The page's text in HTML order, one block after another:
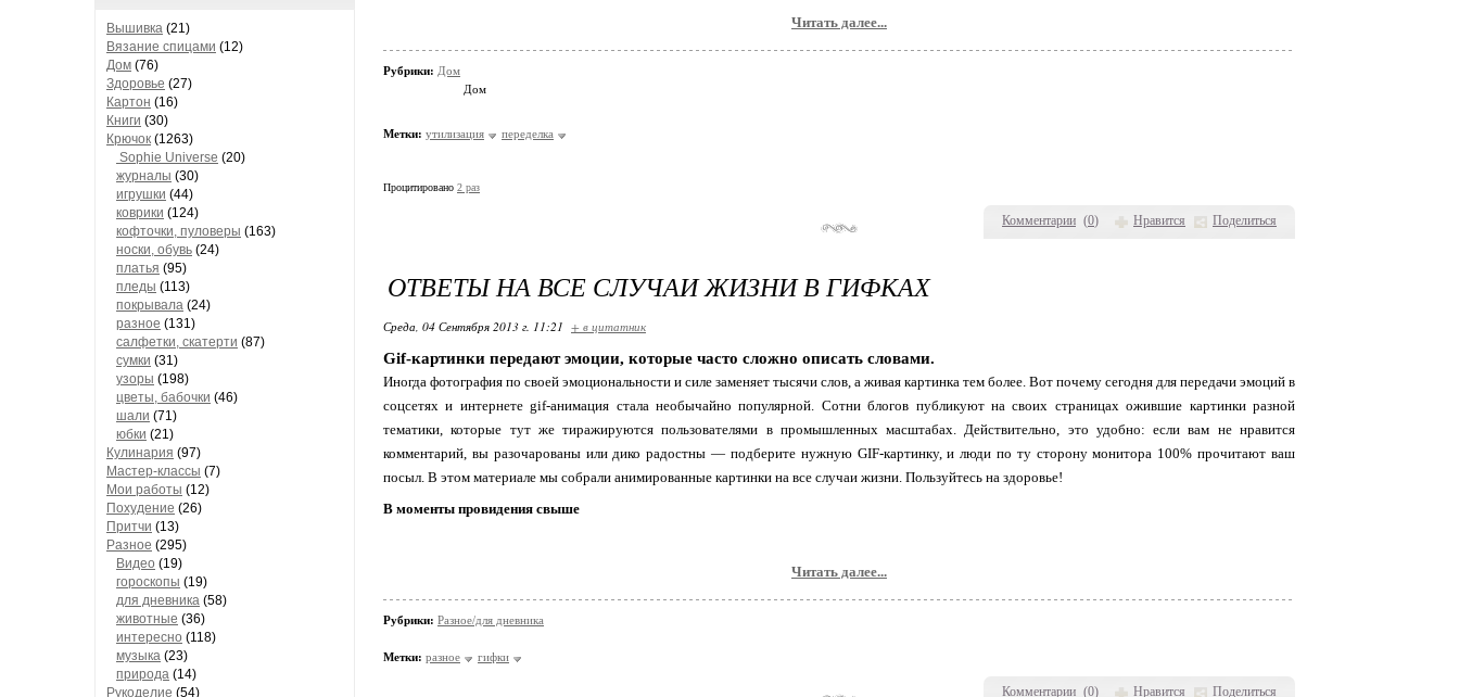
Вышивка (21)
Вязание спицами (12)
Дом (76)
Здоровье (27)
Картон (16)
Книги (30)
Крючок (1263)
Sophie Universe (20)
журналы (30)
игрушки (44)
коврики (124)
кофточки, пуловеры (163)
носки, обувь (24)
платья (95)
пледы (113)
покрывала (24)
разное (131)
салфетки, скатерти (87)
сумки (31)
узоры (198)
цветы, бабочки (46)
шали (71)
юбки (21)
Кулинария (97)
Мастер-классы (7)
Мои работы (12)
Похудение (26)
Притчи (13)
Разное (295)
Видео (19)
гороскопы (19)
для дневника (58)
животные (36)
интересно (118)
музыка (23)
природа (14)
Рукоделие (54)
Комментарии (0) Нравится Поделиться
Читать далее...
Рубрики: Дом
Дом
Метки: утилизация переделка
Процитировано 2 раз
Комментарии (0) Нравится Поделиться
ОТВЕТЫ НА ВСЕ СЛУЧАИ ЖИЗНИ В ГИФКАХ
Среда, 04 Сентября 2013 г. 11:21 + в цитатник
Gif-картинки передают эмоции, которые часто сложно описать словами.
Иногда фотография по своей эмоциональности и силе заменяет тысячи слов, а живая картинка тем более. Вот почему сегодня для передачи эмоций в
соцсетях и интернете gif-анимация стала необычайно популярной. Сотни блогов публикуют на своих страницах ожившие картинки разной
тематики, которые тут же тиражируются пользователями в промышленных масштабах. Действительно, это удобно: если вам не нравится
комментарий, вы разочарованы или дико радостны — подберите нужную GIF-картинку, и люди по ту сторону монитора 100% прочитают ваш
посыл. В этом материале мы собрали анимированные картинки на все случаи жизни. Пользуйтесь на здоровье!
В моменты провидения свыше
Читать далее...
Рубрики: Разное/для дневника
Метки: разное гифки